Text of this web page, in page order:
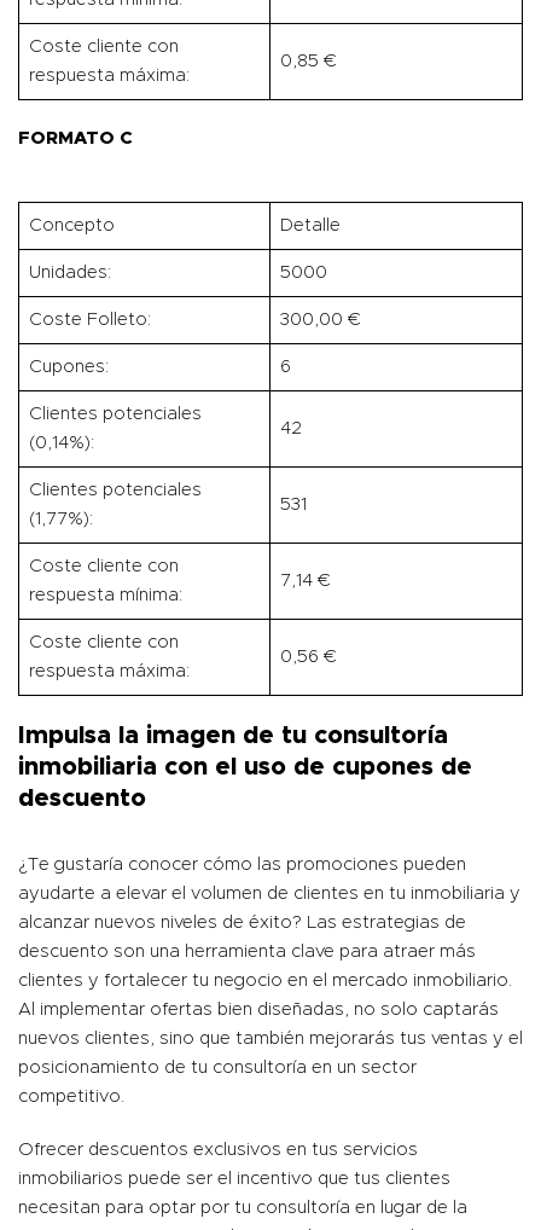
Coste cliente con
respuesta máxima:
0,85 €
FORMATO C
Concepto Detalle
Unidades: 5000
Coste Folleto: 300,00 €
Cupones: 6
Clientes potenciales
(0,14%):
42
Clientes potenciales
(1,77%):
531
Coste cliente con
respuesta mínima:
7,14 €
Coste cliente con
respuesta máxima:
0,56 €
Impulsa la imagen de tu consultoría
inmobiliaria con el uso de cupones de
descuento
¿Te gustaría conocer cómo las promociones pueden
ayudarte a elevar el volumen de clientes en tu inmobiliaria y
alcanzar nuevos niveles de éxito? Las estrategias de
descuento son una herramienta clave para atraer más
clientes y fortalecer tu negocio en el mercado inmobiliario.
Al implementar ofertas bien diseñadas, no solo captarás
nuevos clientes, sino que también mejorarás tus ventas y el
posicionamiento de tu consultoría en un sector
competitivo.
Ofrecer descuentos exclusivos en tus servicios
inmobiliarios puede ser el incentivo que tus clientes
necesitan para optar por tu consultoría en lugar de la